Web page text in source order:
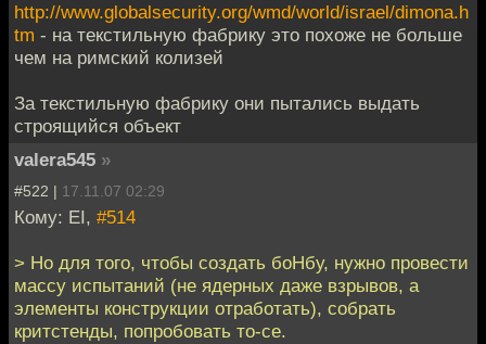
http://www.globalsecurity.org/wmd/world/israel/dimona.h
tm - на текстильную фабрику это похоже не больше
чем на римский колизей
За текстильную фабрику они пытались выдать
строящийся объект
valera545 »
#522 | 17.11.07 02:29
Кому: EI, #514
> Но для того, чтобы создать боНбу, нужно провести
массу испытаний (не ядерных даже взрывов, а
элементы конструкции отработать), собрать
критстенды, попробовать то-се.